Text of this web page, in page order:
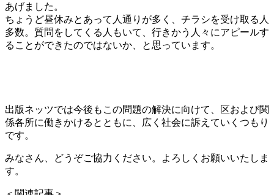
あげました。
ちょうど昼休みとあって人通りが多く、チラシを受け取る人
多数。質問をしてくる人もいて、行きかう人々にアピールす
ることができたのではないか、と思っています。
出版ネッツでは今後もこの問題の解決に向けて、区および関
係各所に働きかけるとともに、広く社会に訴えていくつもり
です。
みなさん、どうぞご協力ください。よろしくお願いいたしま
す。